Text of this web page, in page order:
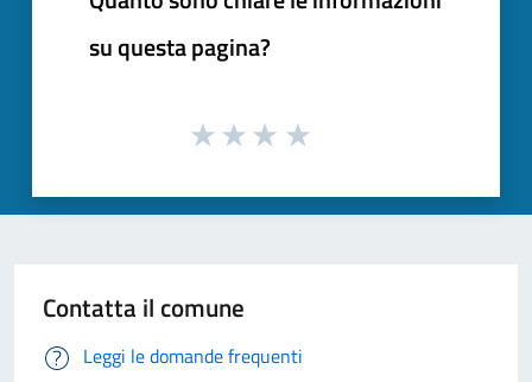
su questa pagina?
Contatta il comune
Leggi le domande frequenti